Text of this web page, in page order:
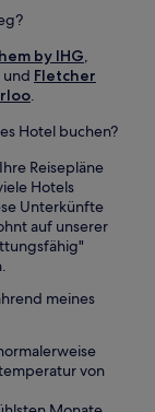
by IHG,
und Fletcher
.
Hotel buchen?
Reisepläne
Hotels
Unterkünfte
auf unserer
meines
von